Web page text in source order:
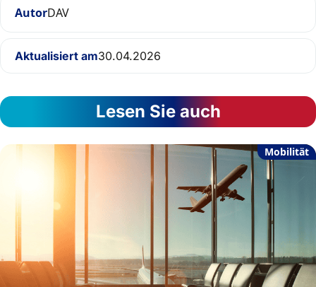
AutorDAV
Aktualisiert am30.04.2026
Lesen Sie auch
Mobilität